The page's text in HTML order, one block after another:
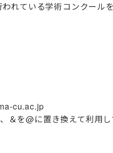
れている学術コンクー
cu.ac.jp
＆を@に置き換えて利用